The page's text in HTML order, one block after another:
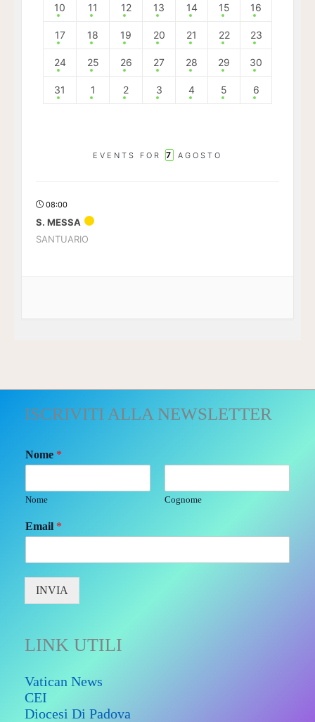
10 11 12 13 14 15 16
17 18 19 20 21 22 23
24 25 26 27 28 29 30
31 1 2 3 4 5 6
EVENTS FOR 7 AGOSTO
08:00
S. MESSA
SANTUARIO
ISCRIVITI ALLA NEWSLETTER
Nome *
Nome Cognome
Email *
INVIA
LINK UTILI
Vatican News
CEI
Diocesi Di Padova